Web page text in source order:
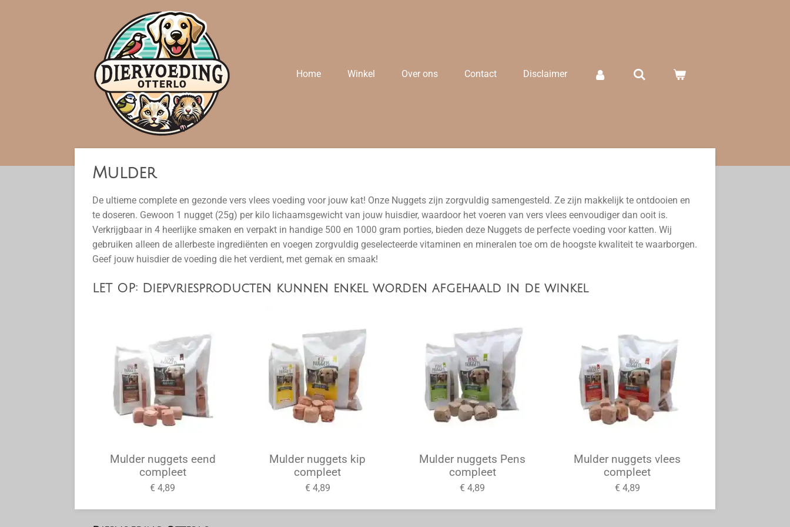
Home Winkel Over ons Contact Disclaimer
Mulder
De ultieme complete en gezonde vers vlees voeding voor jouw kat! Onze Nuggets zijn zorgvuldig samengesteld. Ze zijn makkelijk te ontdooien en
te doseren. Gewoon 1 nugget (25g) per kilo lichaamsgewicht van jouw huisdier, waardoor het voeren van vers vlees eenvoudiger dan ooit is.
Verkrijgbaar in 4 heerlijke smaken en verpakt in handige 500 en 1000 gram porties, bieden deze Nuggets de perfecte voeding voor katten. Wij
gebruiken alleen de allerbeste ingrediënten en voegen zorgvuldig geselecteerde vitaminen en mineralen toe om de hoogste kwaliteit te waarborgen.
Geef jouw huisdier de voeding die het verdient, met gemak en smaak!
LET OP: Diepvriesproducten kunnen enkel worden afgehaald in de winkel
Mulder nuggets eend
compleet
€ 4,89
Mulder nuggets kip
compleet
€ 4,89
Mulder nuggets Pens
compleet
€ 4,89
Mulder nuggets vlees
compleet
€ 4,89